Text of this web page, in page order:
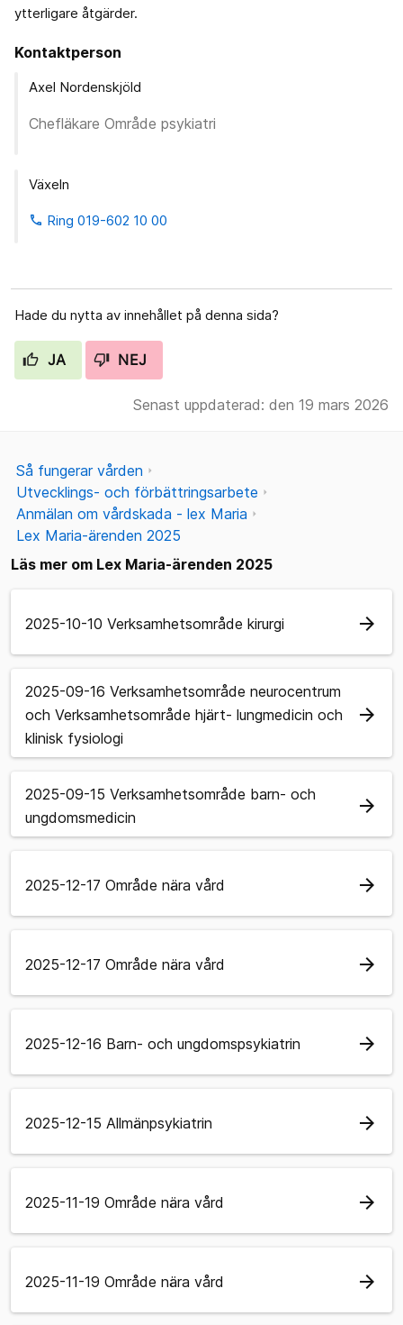
ytterligare åtgärder.
Kontaktperson
Axel Nordenskjöld
Chefläkare Område psykiatri
Växeln
phone Ring 019-602 10 00
Hade du nytta av innehållet på denna sida?
JA NEJ
Senast uppdaterad: den 19 mars 2026
Så fungerar vården
Utvecklings- och förbättringsarbete
Anmälan om vårdskada - lex Maria
Lex Maria-ärenden 2025
Läs mer om Lex Maria-ärenden 2025
2025-10-10 Verksamhetsområde kirurgi arrow_forward
2025-09-16 Verksamhetsområde neurocentrum
och Verksamhetsområde hjärt- lungmedicin och
klinisk fysiologi
arrow_forward
2025-09-15 Verksamhetsområde barn- och
ungdomsmedicin
arrow_forward
2025-12-17 Område nära vård arrow_forward
2025-12-17 Område nära vård arrow_forward
2025-12-16 Barn- och ungdomspsykiatrin arrow_forward
2025-12-15 Allmänpsykiatrin arrow_forward
2025-11-19 Område nära vård arrow_forward
2025-11-19 Område nära vård arrow_forward